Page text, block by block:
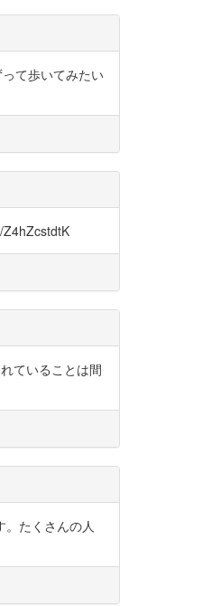
て歩いてみたい
Z4hZcstdtK
ていることは間
たくさんの人